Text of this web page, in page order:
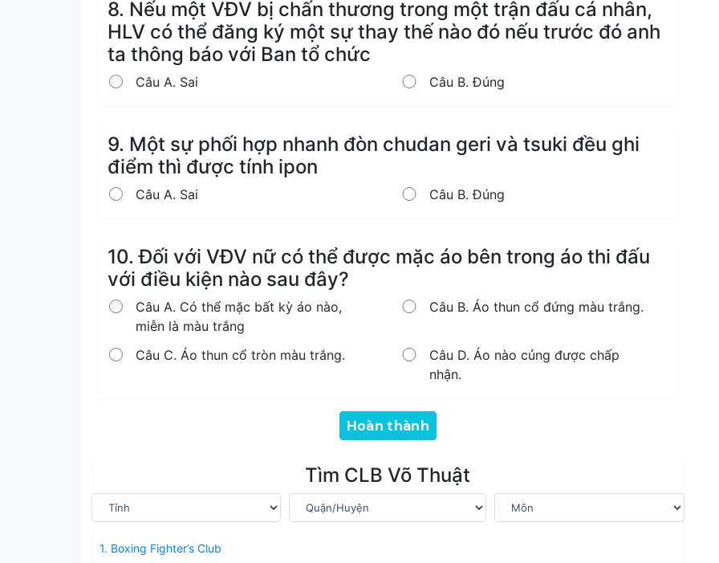
8. Nếu một VĐV bị chấn thương trong một trận đấu cá nhân,
HLV có thể đăng ký một sự thay thế nào đó nếu trước đó anh
ta thông báo với Ban tổ chức
Câu A. Sai Câu B. Đúng
9. Một sự phối hợp nhanh đòn chudan geri và tsuki đều ghi
điểm thì được tính ipon
Câu A. Sai Câu B. Đúng
10. Đối với VĐV nữ có thể được mặc áo bên trong áo thi đấu
với điều kiện nào sau đây?
Câu A. Có thể mặc bất kỳ áo nào,
miễn là màu trắng
Câu B. Áo thun cổ đứng màu trắng.
Câu C. Áo thun cổ tròn màu trắng.
Câu D. Áo nào củng được chấp
nhận.
Hoàn thành
Tìm CLB Võ Thuật
1. Boxing Fighter’s Club